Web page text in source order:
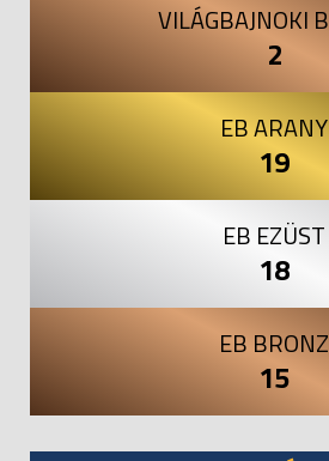
VILÁGBAJNOKI
2
EB ARANY
19
EB EZÜST
18
EB BRONZ
15